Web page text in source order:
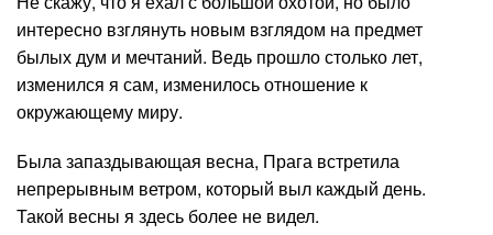
интересно взглянуть новым взглядом на предмет
былых дум и мечтаний. Ведь прошло столько лет,
изменился я сам, изменилось отношение к
окружающему миру.
Была запаздывающая весна, Прага встретила
непрерывным ветром, который выл каждый день.
Такой весны я здесь более не видел.